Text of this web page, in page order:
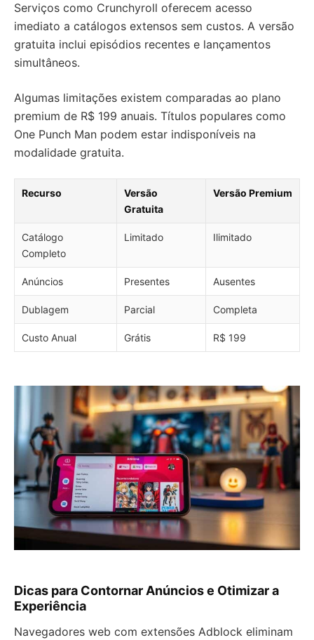
Serviços como Crunchyroll oferecem acesso
imediato a catálogos extensos sem custos. A versão
gratuita inclui episódios recentes e lançamentos
simultâneos.
Algumas limitações existem comparadas ao plano
premium de R$ 199 anuais. Títulos populares como
One Punch Man podem estar indisponíveis na
modalidade gratuita.
Recurso
Versão
Gratuita
Versão Premium
Catálogo
Completo
Limitado Ilimitado
Anúncios Presentes Ausentes
Dublagem Parcial Completa
Custo Anual Grátis R$ 199
Dicas para Contornar Anúncios e Otimizar a
Experiência
Navegadores web com extensões Adblock eliminam